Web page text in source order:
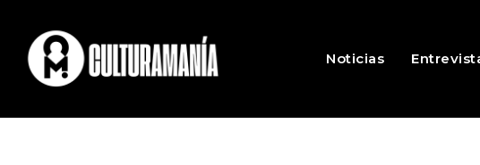
Noticias